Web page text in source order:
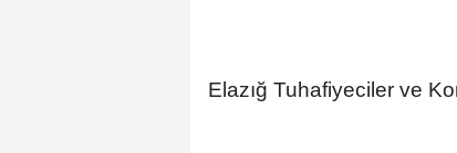
Elazığ Tuhafiyeciler ve